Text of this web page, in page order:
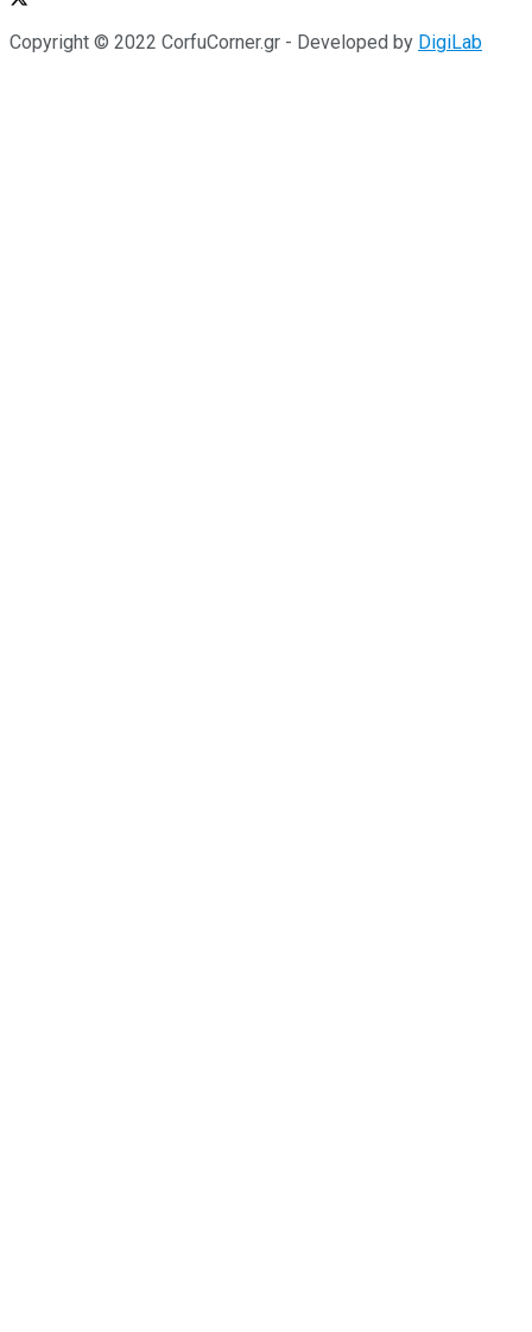
Copyright © 2022 CorfuCorner.gr - Developed by DigiLab